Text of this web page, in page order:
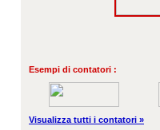
Esempi di contatori :
Visualizza tutti i contatori »